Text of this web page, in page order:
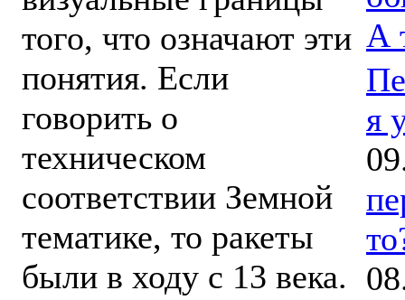
того, что означают эти
понятия. Если
говорить о
техническом
соответствии Земной
тематике, то ракеты
были в ходу с 13 века.
А
я